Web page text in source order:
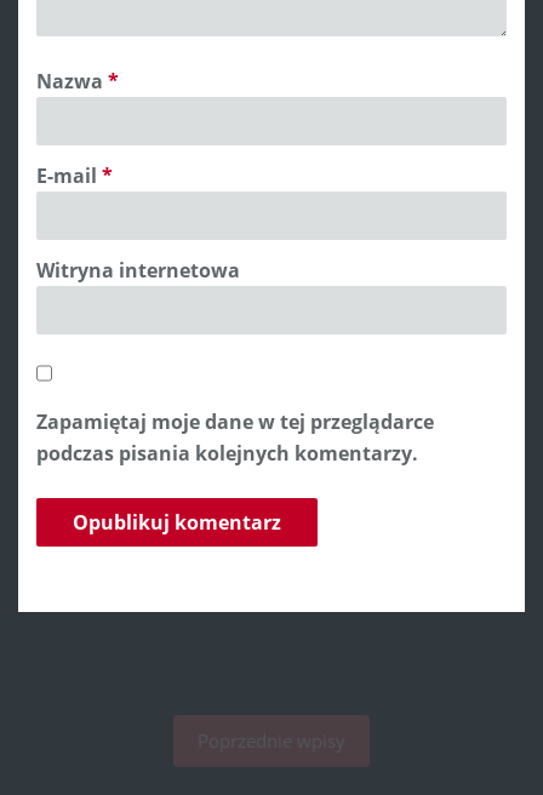
Nazwa *
E-mail *
Witryna internetowa
Zapamiętaj moje dane w tej przeglądarce
podczas pisania kolejnych komentarzy.